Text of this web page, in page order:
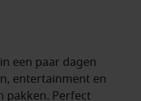
een paar dagen
entertainment en
pakken. Perfect